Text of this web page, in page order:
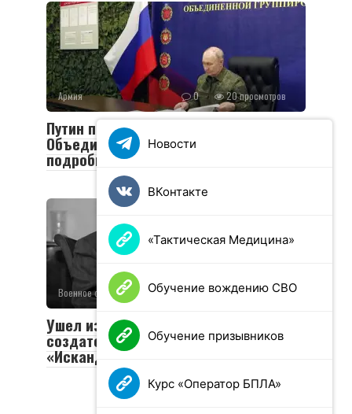
Армия 0 20 просмотров
Путин посетил пункт управления
Объединенной группировки войск:
подробности визита
Военное обозрение 0 49 просмотров
Ушел из жизни Валериан Соболев —
создатель легендарных «Тополей» и
«Искандеров»
Новости
ВКонтакте
«Тактическая Медицина»
Обучение вождению СВО
Обучение призывников
Курс «Оператор БПЛА»